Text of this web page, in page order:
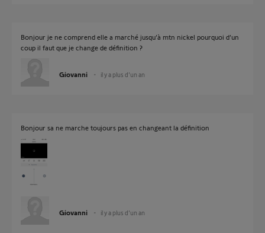
Bonjour je ne comprend elle a marché jusqu’à mtn nickel pourquoi d’un
coup il faut que je change de définition ?
Giovanni il y a plus d'un an
Bonjour sa ne marche toujours pas en changeant la définition
Giovanni il y a plus d'un an